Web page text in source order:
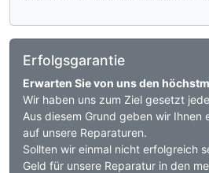
Erfolgsgarantie
Erwarten Sie von uns den
Wir haben uns zum Ziel gesetzt
Aus diesem Grund geben wir Ihnen
auf unsere Reparaturen.
Sollten wir einmal nicht erfolgreich
Geld für unsere Reparatur in den